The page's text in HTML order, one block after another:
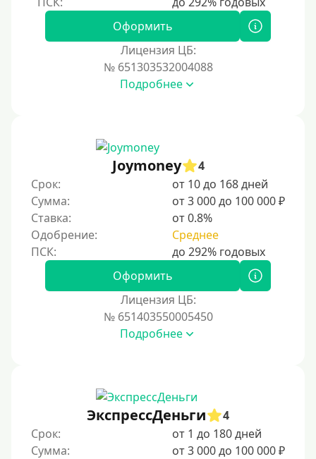
Оформить
Лицензия ЦБ:
№ 651303532004088
Подробнее
Joymoney
4
Срок:
от 10 до 168 дней
Сумма:
от 3 000 до 100 000 ₽
Ставка:
от 0.8%
Одобрение:
Среднее
Оформить
Лицензия ЦБ:
№ 651403550005450
Подробнее
ЭкспрессДеньги
4
Срок:
от 1 до 180 дней
Сумма:
от 3 000 до 100 000 ₽